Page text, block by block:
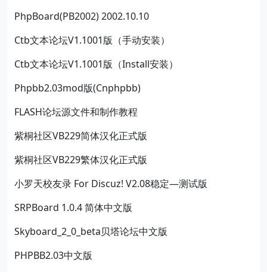
PhpBoard(PB2002) 2002.10.10
Ctb文本论坛V1.1001版（手动安装）
Ctb文本论坛V1.1001版（Install安装）
Phpbb2.03mod版(Cnphpbb)
FLASH论坛源文件和制作教程
紫桐社区VB229简体汉化正式版
紫桐社区VB229繁体汉化正式版
小罗天校友录 For Discuz! V2.08稳定—测试版
SRPBoard 1.0.4 简体中文版
Skyboard_2_0_beta贝塔论坛中文版
PHPBB2.03中文版